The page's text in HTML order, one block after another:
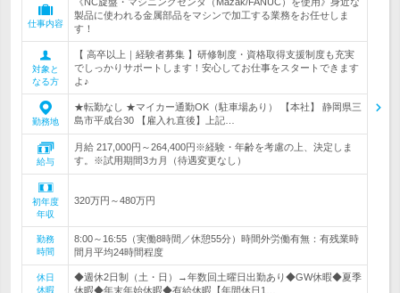
仕事内容
製品に使われる金属部品をマシンで加工する業務をお任せしま
す！
対象と
なる方
【 高卒以上｜経験者募集 】研修制度・資格取得支援制度も充実
でしっかりサポートします！安心してお仕事をスタートできます
よ♪
勤務地
★転勤なし ★マイカー通勤OK（駐車場あり） 【本社】 静岡県三
島市平成台30 【雇入れ直後】上記…
給与
月給 217,000円～264,400円※経験・年齢を考慮の上、決定しま
す。※試用期間3カ月（待遇変更なし）
初年度
年収
320万円～480万円
勤務
時間
8:00～16:55（実働8時間／休憩55分）時間外労働有無：有残業時
間月平均24時間程度
休日
休暇
◆週休2日制（土・日）→年数回土曜日出勤あり◆GW休暇◆夏季
休暇◆年末年始休暇◆有給休暇【年間休日1…